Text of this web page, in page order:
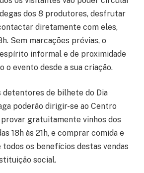
dos 8 produtores, desfrutar
diretamente com eles,
Sem marcações prévias, o
informal e de proximidade
o evento desde a sua criação.
detentores de bilhete do Dia
poderão dirigir-se ao Centro
provar gratuitamente vinhos dos
18h às 21h, e comprar comida e
todos os benefícios destas vendas
social.